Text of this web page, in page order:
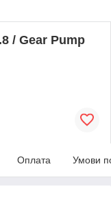
/ Gear Pump
Оплата Умови